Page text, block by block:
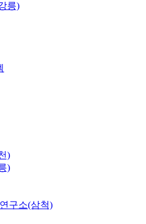
릉)
)
)
구소(삼척)